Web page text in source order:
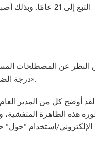
التبغ إلى 21
عن المصطلحات
درجة الضرر قيد الدراسة من قبل الباحثين، لكننا يمكننا أن نتحد في رسالة مشتركة مفادها: «لا تبدأ».
لقد أوضح كل من المدير العام
هذه الظاهرة المتفشية،
الإلكتروني/استخدام "جول"